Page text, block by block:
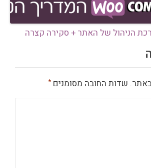
הניהול של האתר + סקירה קצרה
שדות החובה מסומנים *